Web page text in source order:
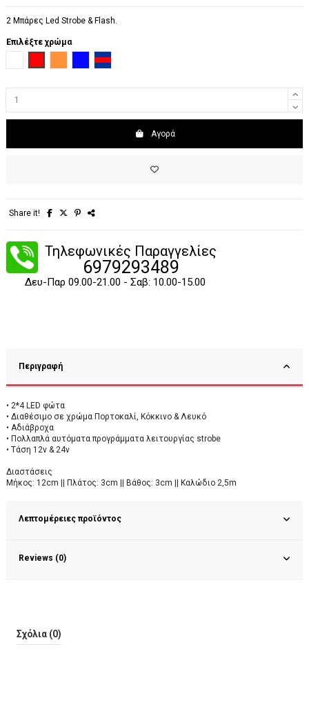
2 Mπάρες Led Strobe & Flash.
Επιλέξτε χρώμα
Πορτοκαλί
ΜπλεΚόκκινο - Μπλε
Αγορά
Share it!
Τηλεφωνικές Παραγγελίες
6979293489
Δευ-Παρ 09.00-21.00 - Σαβ: 10.00-15.00
Περιγραφή
• 2*4 LED φώτα
• Διαθέσιμο σε χρώμα Πορτοκαλί, Κόκκινο & Λευκό
• Αδιάβροχα
• Πολλαπλά αυτόματα προγράμματα λειτουργίας strobe
• Τάση 12v & 24v
Διαστάσεις
Μήκος: 12cm || Πλάτος: 3cm || Βάθος: 3cm || Καλώδιο 2,5m
Λεπτομέρειες προϊόντος
Reviews (0)
Σχόλια (0)